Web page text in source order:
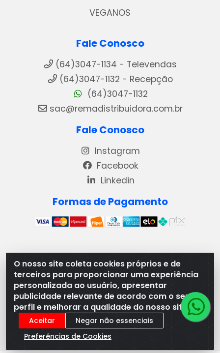
O nosso site coleta cookies próprios e de
terceiros para proporcionar uma experiência
personalizada ao usuário, apresentar
publicidade relevante de acordo com o seu
perfil e melhorar a qualidade do nosso site.
Aceitar
Negar não essenciais
Preferências de Cookies
VEGANOS
Fale Conosco
(64)3047-1134 - Televendas
(64)3047-1132 - Recepção
(64)3047-1132
sac@remadistribuidora.com.br
Fale Conosco
Instagram
Facebook
Linkedin
Formas de Pagamento
REMA DISTRIBUIDORA E REPRESENTAÇÕES DE PRODUTOS
LACTEOS LTDA - VIA DPI 6 QD 4 LOTES 13 E 14, BAIRRO DPI
- MORRINHOS/GO - CEP:75.653-408 - CNPJ:
03.369.186/0001-49